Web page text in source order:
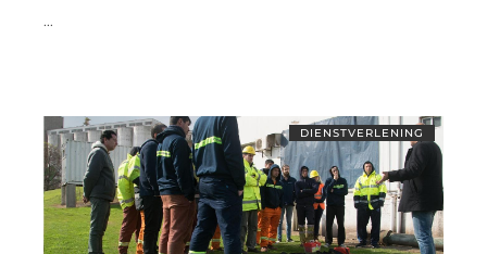
...
DIENSTVERLENING